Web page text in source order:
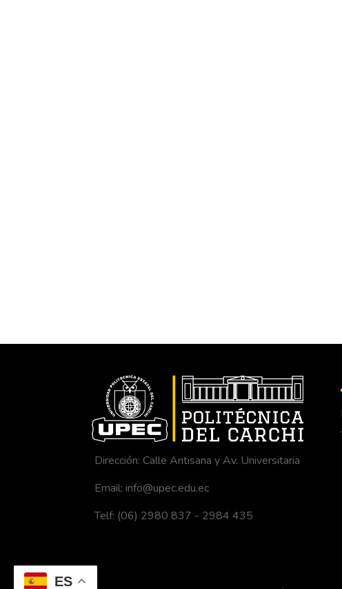
ES
Dirección: Calle Antisana y Av. Universitaria
Email: info@upec.edu.ec
Telf: (06) 2980 837 - 2984 435